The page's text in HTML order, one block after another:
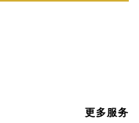
更多服务